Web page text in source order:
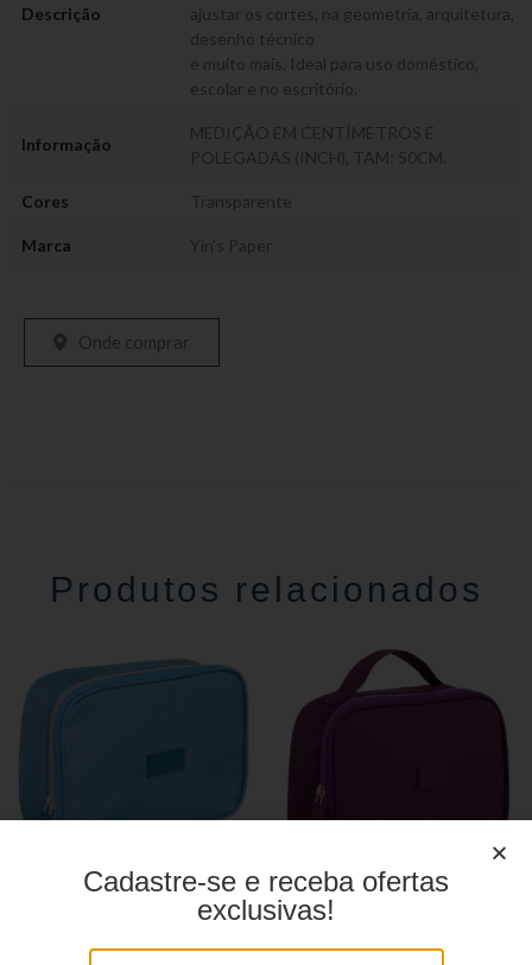
Descrição
ajustar os cortes, na geometria, arquitetura,
desenho técnico
e muito mais. Ideal para uso doméstico,
escolar e no escritório.
Informação
MEDIÇÃO EM CENTÍMETROS E
POLEGADAS (INCH), TAM: 50CM.
Cores Transparente
Marca Yin's Paper
Onde comprar
Produtos relacionados
Estojo Juvenil YS41031 Estojo juvenil YS41026
Cadastre-se e receba ofertas
exclusivas!